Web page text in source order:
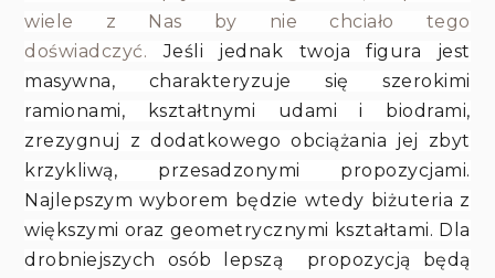
wiele z Nas by nie chciało tego
doświadczyć.Jeśli jednak twoja figura jest
masywna, charakteryzuje się szerokimi
ramionami, kształtnymi udami i biodrami,
zrezygnuj z dodatkowego obciążania jej zbyt
krzykliwą, przesadzonymi propozycjami.
Najlepszym wyborem będzie wtedy biżuteria z
większymi oraz geometrycznymi kształtami. Dla
drobniejszych osób lepszą propozycją będą